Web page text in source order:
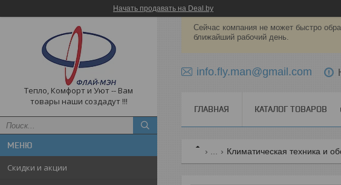
Начать продавать на Deal.by
Тепло, Комфорт и Уют -- Вам
товары наши создадут !!!
Скидки и акции
Сейчас компания не может быстро
ближайший рабочий день.
info.fly.man@gmail.com
ГЛАВНАЯ КАТАЛОГ ТОВАРОВ
Климатическая техника и